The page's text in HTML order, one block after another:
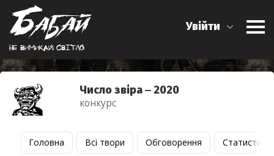
Не вимикай свiтло
Увійти
Число звіра ‒ 2020
конкурс
Головна Всі твори Обговорення Статистика